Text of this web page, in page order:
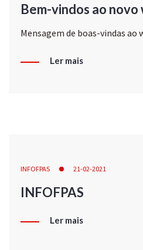
Bem-vindos ao novo
Mensagem de boas-vindas ao
Ler mais
INFOFPAS 21-02-2021
INFOFPAS
Ler mais